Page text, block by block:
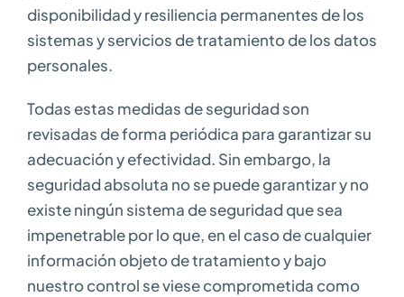
disponibilidad y resiliencia permanentes de los
sistemas y servicios de tratamiento de los datos
personales.
Todas estas medidas de seguridad son
revisadas de forma periódica para garantizar su
adecuación y efectividad. Sin embargo, la
seguridad absoluta no se puede garantizar y no
existe ningún sistema de seguridad que sea
impenetrable por lo que, en el caso de cualquier
información objeto de tratamiento y bajo
nuestro control se viese comprometida como